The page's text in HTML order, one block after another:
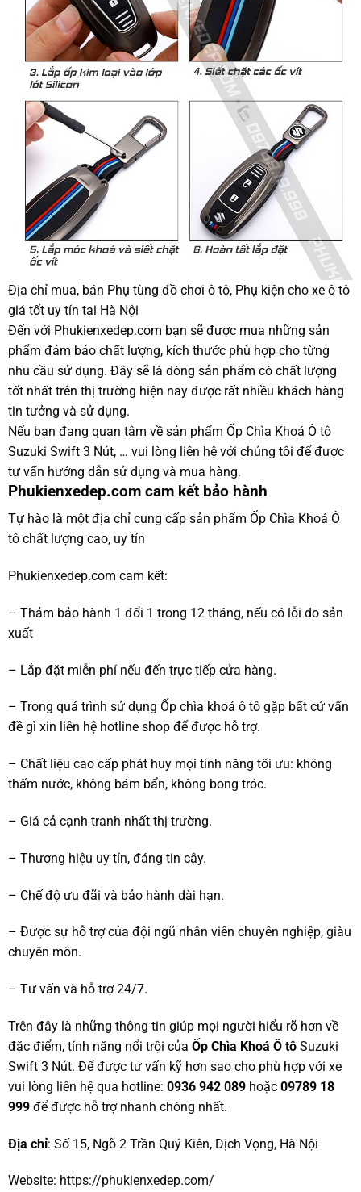
Địa chỉ mua, bán Phụ tùng đồ chơi ô tô, Phụ kiện cho xe ô tô
giá tốt uy tín tại Hà Nội
Đến với Phukienxedep.com bạn sẽ được mua những sản
phẩm đảm bảo chất lượng, kích thước phù hợp cho từng
nhu cầu sử dụng. Đây sẽ là dòng sản phẩm có chất lượng
tốt nhất trên thị trường hiện nay được rất nhiều khách hàng
tin tưởng và sử dụng.
Nếu bạn đang quan tâm về sản phẩm Ốp Chìa Khoá Ô tô
Suzuki Swift 3 Nút, … vui lòng liên hệ với chúng tôi để được
tư vấn hướng dẫn sử dụng và mua hàng.
Phukienxedep.com cam kết bảo hành
Tự hào là một địa chỉ cung cấp sản phẩm Ốp Chìa Khoá Ô
tô chất lượng cao, uy tín
Phukienxedep.com cam kết:
– Thảm bảo hành 1 đổi 1 trong 12 tháng, nếu có lỗi do sản
xuất
– Lắp đặt miễn phí nếu đến trực tiếp cửa hàng.
– Trong quá trình sử dụng Ốp chìa khoá ô tô gặp bất cứ vấn
đề gì xin liên hệ hotline shop để được hỗ trợ.
– Chất liệu cao cấp phát huy mọi tính năng tối ưu: không
thấm nước, không bám bẩn, không bong tróc.
– Giá cả cạnh tranh nhất thị trường.
– Thương hiệu uy tín, đáng tin cậy.
– Chế độ ưu đãi và bảo hành dài hạn.
– Được sự hỗ trợ của đội ngũ nhân viên chuyên nghiệp, giàu
chuyên môn.
– Tư vấn và hỗ trợ 24/7.
Trên đây là những thông tin giúp mọi người hiểu rõ hơn về
đặc điểm, tính năng nổi trội của Ốp Chìa Khoá Ô tôSuzuki
Swift 3 Nút. Để được tư vấn kỹ hơn sao cho phù hợp với xe
vui lòng liên hệ qua hotline: 0936 942 089hoặc 09789 18
999để được hỗ trợ nhanh chóng nhất.
Địa chỉ: Số 15, Ngõ 2 Trần Quý Kiên, Dịch Vọng, Hà Nội
Website: https://phukienxedep.com/